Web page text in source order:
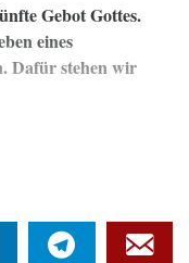
Gebot Gottes.
eines
Dafür stehen wir
der Gesetzgeber und
werden täglich
Evangelium